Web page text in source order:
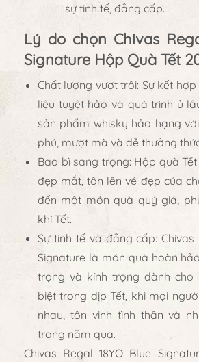
sự tinh tế, đẳng cấp.
Lý do chọn Chivas
Signature Hộp Quà Tết
Chất lượng vượt trội: Sự kết
liệu tuyệt hảo và quá trình ủ
sản phẩm whisky hảo hạng
phú, mượt mà và dễ thưởng
Bao bì sang trọng: Hộp quà
đẹp mắt, tôn lên vẻ đẹp của
đến một món quà quý giá,
khí Tết.
Sự tinh tế và đẳng cấp: Chivas
Signature là món quà hoàn
trọng và kính trọng dành cho
biệt trong dịp Tết, khi mọi
nhau, tôn vinh tình thân và
trong năm qua.
Chivas Regal 18YO Blue